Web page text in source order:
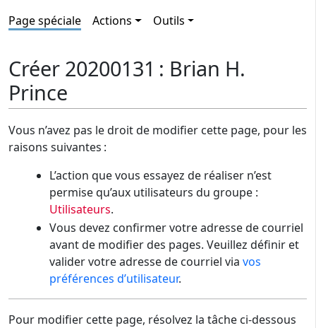
Page spéciale Actions Outils
Créer 20200131 : Brian H.
Prince
Vous n’avez pas le droit de modifier cette page, pour les
raisons suivantes :
L’action que vous essayez de réaliser n’est
permise qu’aux utilisateurs du groupe :
Utilisateurs.
Vous devez confirmer votre adresse de courriel
avant de modifier des pages. Veuillez définir et
valider votre adresse de courriel via vos
préférences d’utilisateur.
Pour modifier cette page, résolvez la tâche ci-dessous